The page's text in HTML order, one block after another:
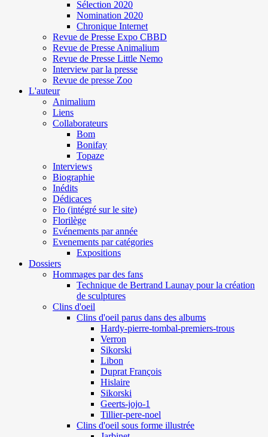
Sélection 2020
Nomination 2020
Chronique Internet
Revue de Presse Expo CBBD
Revue de Presse Animalium
Revue de Presse Little Nemo
Interview par la presse
Revue de presse Zoo
L'auteur
Animalium
Liens
Collaborateurs
Bom
Bonifay
Topaze
Interviews
Biographie
Inédits
Dédicaces
Flo (intégré sur le site)
Florilège
Evénements par année
Evenements par catégories
Expositions
Dossiers
Hommages par des fans
Technique de Bertrand Launay pour la création
de sculptures
Clins d'oeil
Clins d'oeil parus dans des albums
Hardy-pierre-tombal-premiers-trous
Verron
Sikorski
Libon
Duprat François
Hislaire
Sikorski
Geerts-jojo-1
Tillier-pere-noel
Clins d'oeil sous forme illustrée